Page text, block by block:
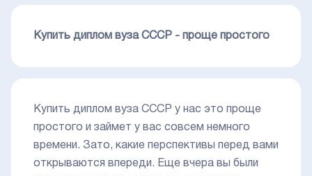
Купить диплом вуза СССР - проще простого
Купить диплом вуза СССР у нас это проще
простого и займет у вас совсем немного
времени. Зато, какие перспективы перед вами
открываются впереди. Еще вчера вы были